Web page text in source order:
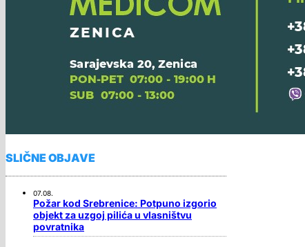
SLIČNE OBJAVE
07.08.
Požar kod Srebrenice: Potpuno izgorio
objekt za uzgoj pilića u vlasništvu
povratnika